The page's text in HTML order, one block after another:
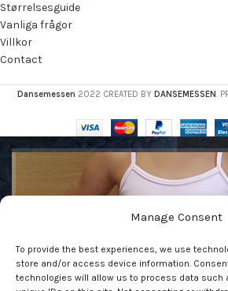
Manage Consent
To provide the best experiences, we use
store and/or access device information.
technologies will allow us to process data such
Størrelsesguide
Vanliga frågor
Villkor
Contact
Dansemessen 2022 CREATED BY DANSEMESSEN.
Få vår
Var den första att se våra
exklusiva